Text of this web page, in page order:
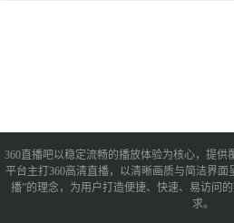
360直播吧以稳定流畅的播放体验为核心，提供
平台主打360高清直播，以清晰画质与简洁界面
播”的理念，为用户打造便捷、快速、易访问
求。